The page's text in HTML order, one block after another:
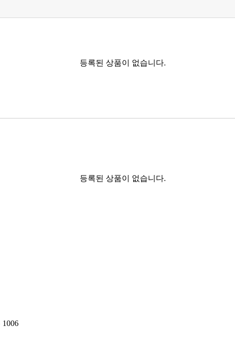
등록된 상품이 없습니다.
등록된 상품이 없습니다.